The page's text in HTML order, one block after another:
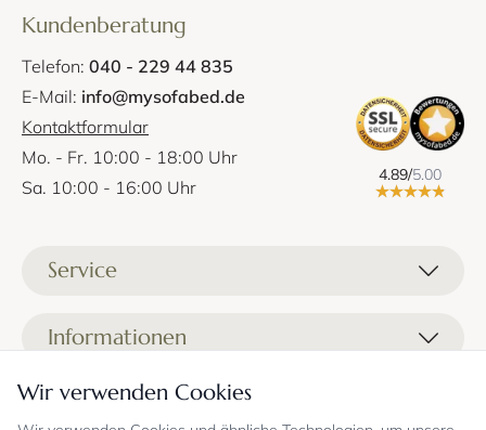
Wir verwenden Cookies
Kundenberatung
Telefon: 040 - 229 44 835
E-Mail: info@mysofabed.de
Kontaktformular
Mo. - Fr. 10:00 - 18:00 Uhr
Sa. 10:00 - 16:00 Uhr
4.89/5.00
Service
Liefer- und Versandkosten
Zahlungsmöglichkeiten
Stoffprobenanfrage
Gutschein
Informationen
Kontakt
Showrooms
Sicheres Einkaufen